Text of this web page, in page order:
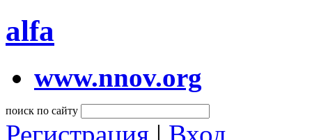
alfa
www.nnov.org
поиск по сайту
Регистрация | Вход